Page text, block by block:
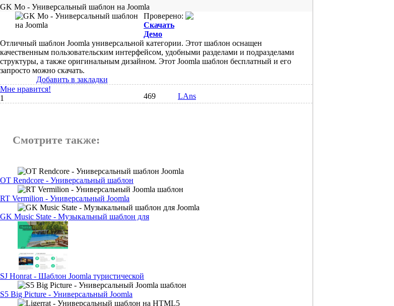
GK Mo - Универсальный шаблон на Joomla
Проверено:
Скачать
Демо
Отличный шаблон Joomla универсальной категории. Этот шаблон оснащен
качественным пользовательским интерфейсом, удобными разделами и подразделами
структуры, а также оригинальным дизайном. Этот Joomla шаблон бесплатный и его
запросто можно скачать.
Добавить в закладки
Мне нравится!
1
469 LAns
Смотрите также:
OT Rendcore - Универсальный шаблон
RT Vermilion - Универсальный Joomla
GK Music State - Музыкальный шаблон для
SJ Honrat - Шаблон Joomla туристической
S5 Big Picture - Универсальный Joomla